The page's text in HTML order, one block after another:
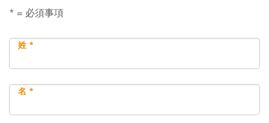
* = 必須事項
姓 *
名 *